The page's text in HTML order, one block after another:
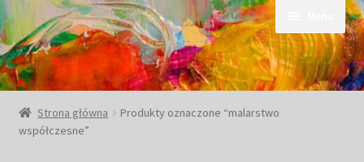
OBRAZY DOSTĘPNE
Duże obrazy
Strona główna
Produkty oznaczone “malarstwo
współczesne”